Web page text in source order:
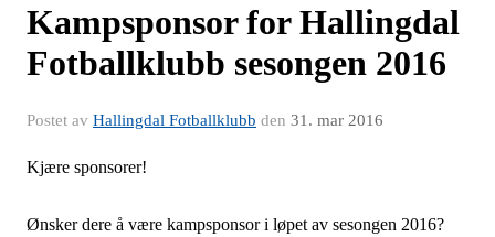
Kampsponsor for Hallingdal
Fotballklubb sesongen 2016
Postet av Hallingdal Fotballklubb den 31. mar 2016
Kjære sponsorer!
Ønsker dere å være kampsponsor i løpet av sesongen 2016?